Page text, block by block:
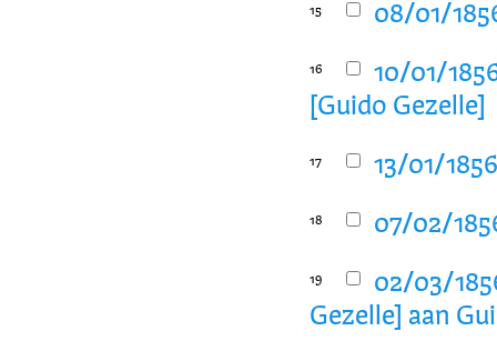
15 08/01/
16
10/01/
[Guido Gezelle]
17 13/01/
18 07/02/
19
02/03/
Gezelle] aan